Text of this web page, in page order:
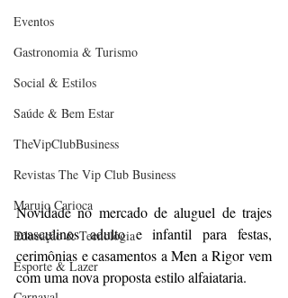
Eventos
Gastronomia & Turismo
Social & Estilos
Saúde & Bem Estar
TheVipClubBusiness
Revistas The Vip Club Business
Marujo Carioca
Educação & Tecnologia
Esporte & Lazer
Novidade no mercado de aluguel de trajes
masculinos adulto e infantil para festas,
cerimônias e casamentos a Men a Rigor vem
com uma nova proposta estilo alfaiataria.